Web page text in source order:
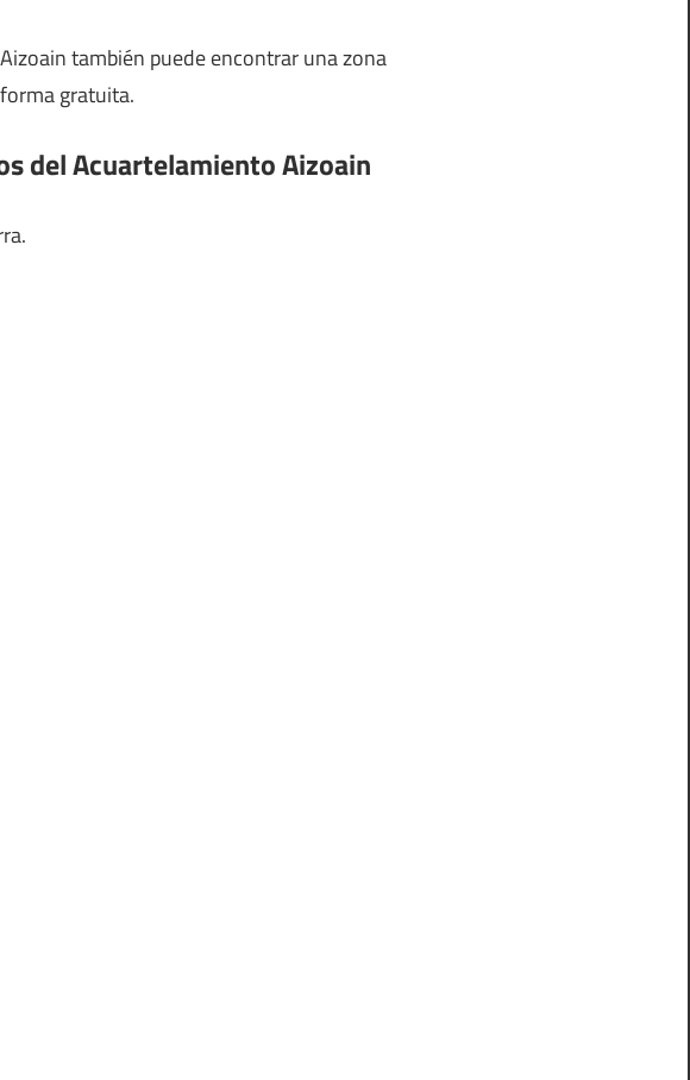
también puede encontrar una zona
gratuita.
del Acuartelamiento Aizoain